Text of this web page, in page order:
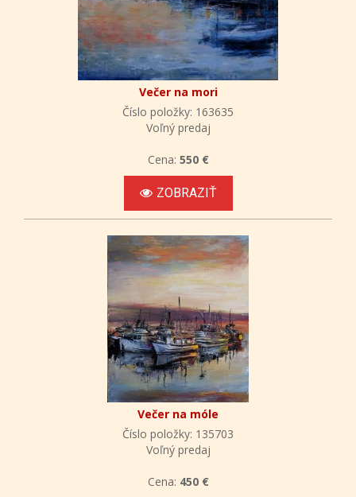
Večer na mori
Číslo položky: 163635
Voľný predaj
Cena: 550 €
ZOBRAZIŤ
Večer na móle
Číslo položky: 135703
Voľný predaj
Cena: 450 €